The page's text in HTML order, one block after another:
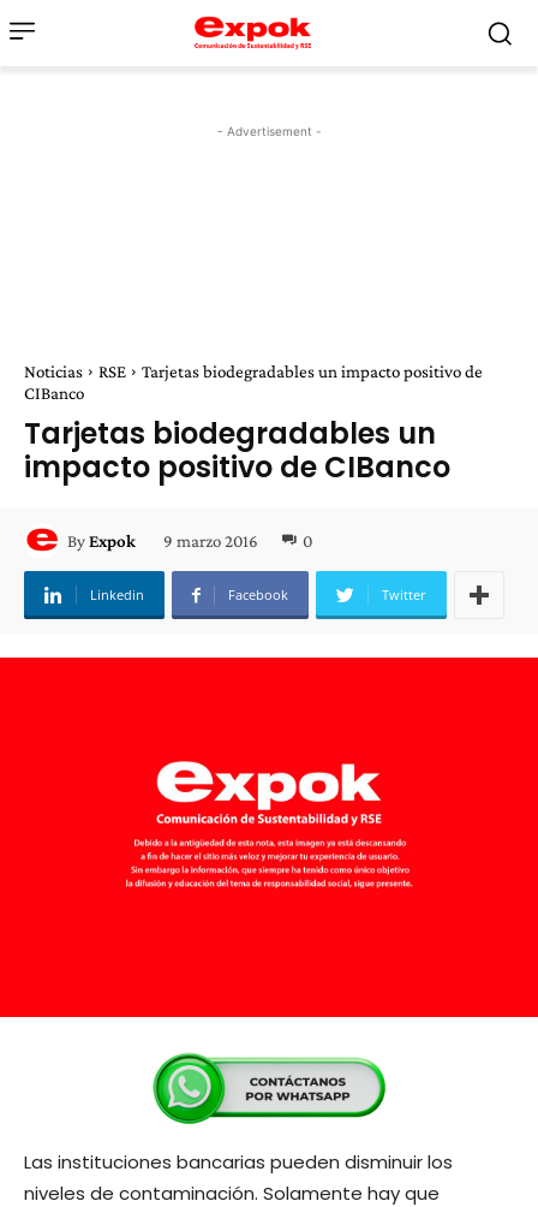
- Advertisement -
Noticias RSE
Tarjetas biodegradables un impacto positivo de
CIBanco
Tarjetas biodegradables un
impacto positivo de CIBanco
ByExpok 9 marzo 2016 0
Linkedin Facebook Twitter
Las instituciones bancarias pueden disminuir los
niveles de contaminación. Solamente hay que